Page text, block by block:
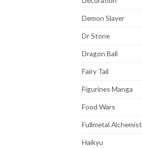
Demon Slayer
Dr Stone
Dragon Ball
Fairy Tail
Figurines Manga
Food Wars
Fullmetal Alchemist
Haikyu